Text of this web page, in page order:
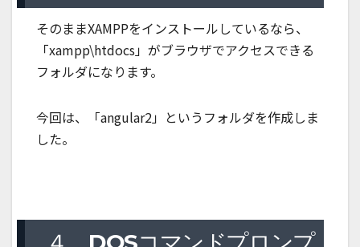
そのままXAMPPをインストールしているなら、
「xampp\htdocs」がブラウザでアクセスできる
フォルダになります。
今回は、「angular2」というフォルダを作成しま
した。